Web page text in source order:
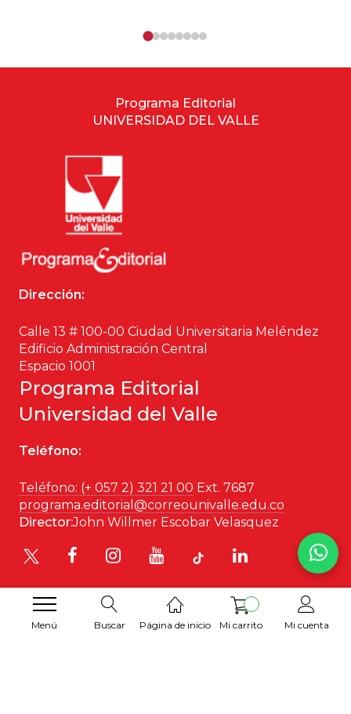
Menú Buscar Página de inicio Mi carrito Mi cuenta
Programa Editorial
UNIVERSIDAD DEL VALLE
Dirección:
Calle 13 # 100-00 Ciudad Universitaria Meléndez
Edificio Administración Central
Espacio 1001
Programa Editorial
Universidad del Valle
Teléfono:
Teléfono: (+ 057 2) 321 21 00 Ext. 7687
programa.editorial@correounivalle.edu.co
Director:John Willmer Escobar Velasquez